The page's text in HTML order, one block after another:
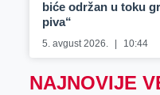
biće održan u toku
piva“
5. avgust 2026. 10:44
NAJNOVIJE